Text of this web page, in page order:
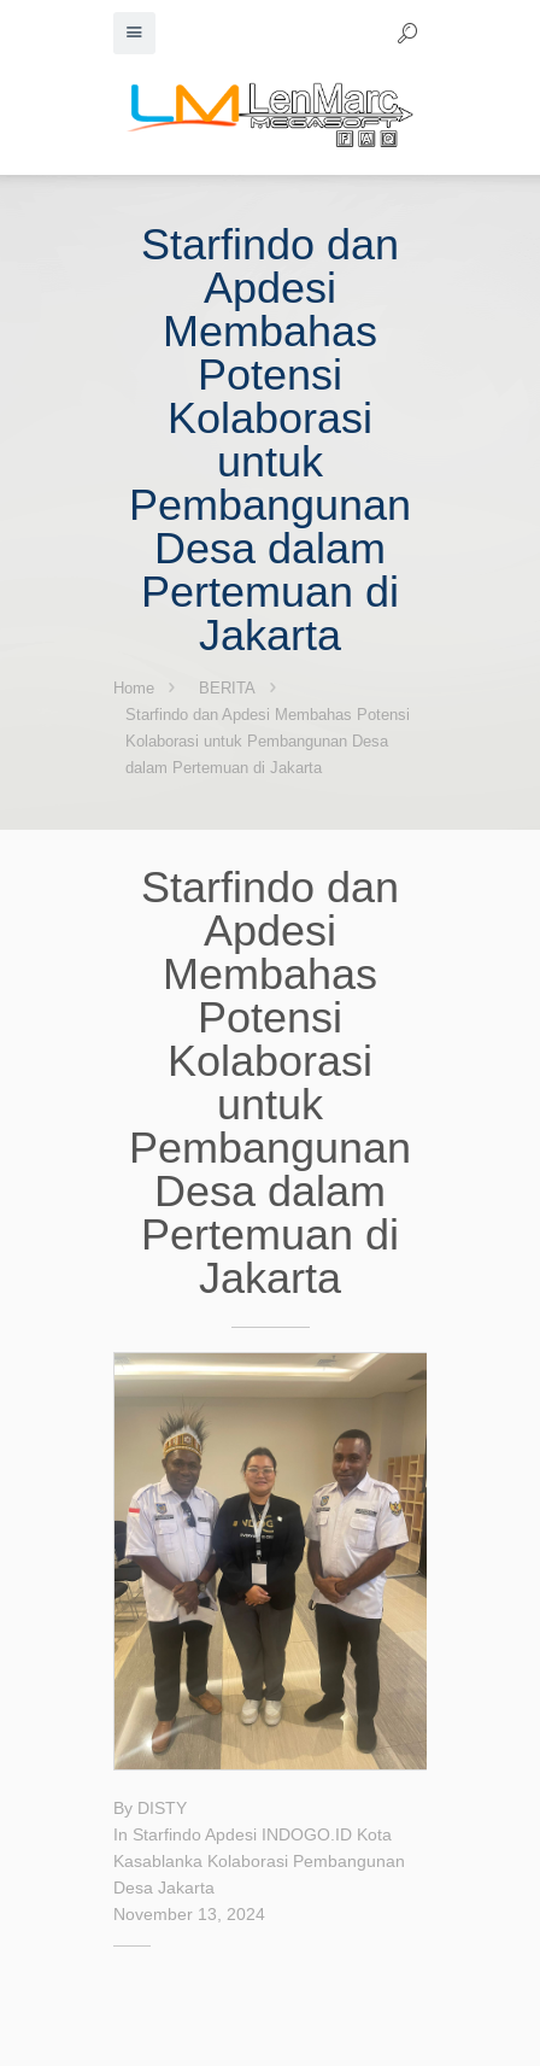
Starfindo dan
Apdesi
Membahas
Potensi
Kolaborasi
untuk
Pembangunan
Desa dalam
Pertemuan di
Jakarta
Home
BERITA
Starfindo dan Apdesi Membahas Potensi
Kolaborasi untuk Pembangunan Desa
dalam Pertemuan di Jakarta
Starfindo dan
Apdesi
Membahas
Potensi
Kolaborasi
untuk
Pembangunan
Desa dalam
Pertemuan di
Jakarta
By DISTY
In Starfindo Apdesi INDOGO.ID Kota
Kasablanka Kolaborasi Pembangunan
Desa Jakarta
November 13, 2024